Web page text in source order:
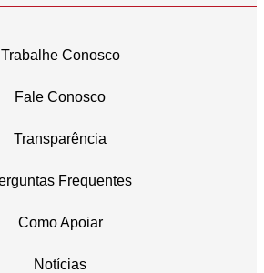
Trabalhe Conosco
Fale Conosco
Transparência
Frequentes
Como Apoiar
Notícias